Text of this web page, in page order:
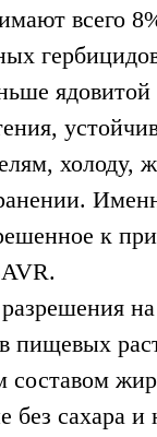
всего
холоду,
к
пищевых
составом
без сахара